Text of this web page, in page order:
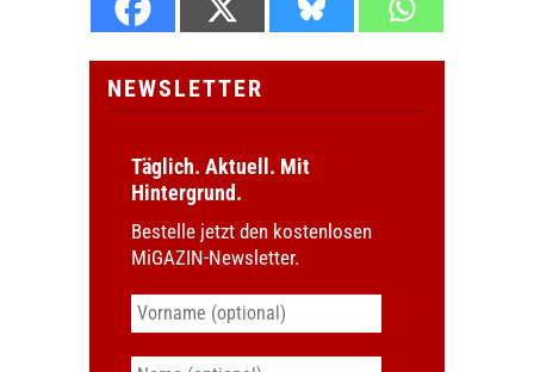
NEWSLETTER
Täglich. Aktuell. Mit
Hintergrund.
Bestelle jetzt den kostenlosen
MiGAZIN-Newsletter.